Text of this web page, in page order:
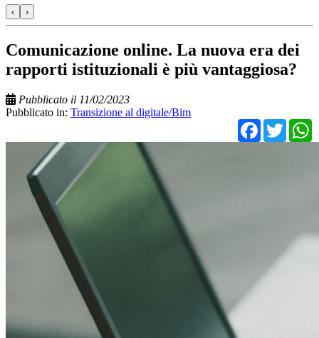
‹ ›
Comunicazione online. La nuova era dei
rapporti istituzionali è più vantaggiosa?
Pubblicato il 11/02/2023
Pubblicato in: Transizione al digitale/Bim